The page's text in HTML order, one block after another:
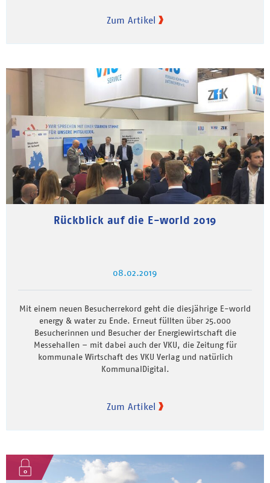
Zum Artikel
Rückblick auf die E-world 2019
08.02.2019
Mit einem neuen Besucherrekord geht die diesjährige E-world
energy & water zu Ende. Erneut füllten über 25.000
Besucherinnen und Besucher der Energiewirtschaft die
Messehallen – mit dabei auch der VKU, die Zeitung für
kommunale Wirtschaft des VKU Verlag und natürlich
KommunalDigital.
Zum Artikel